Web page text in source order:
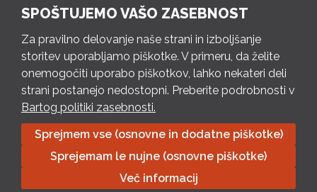
PON – PET 8 – 18 h / SOB 8 – 12 h
Pošlji e-mail
Izpolni kontaktni obrazec
Bartog d.o.o. Trebnje | ID: SI79128718 | IBAN: SI56 1010 0003
8174 248, Banka Intesa Sanpaolo d.d.| Predsednik Uprave:
Ivan Šantorić | Predsednik Nadzornega odbora: Ilija Tokić |
Delniški kapital: 783.970,08 EUR, plačano v celoti | Obrtniška
SPOŠTUJEMO VAŠO ZASEBNOST
Za pravilno delovanje naše strani in izboljšanje
storitev uporabljamo piškotke. V primeru, da želite
onemogočiti uporabo piškotkov, lahko nekateri deli
strani postanejo nedostopni. Preberite podrobnosti v
Bartog politiki zasebnosti.
Sprejmem vse (osnovne in dodatne piškotke)
Sprejemam le nujne (osnovne piškotke)
Več informacij